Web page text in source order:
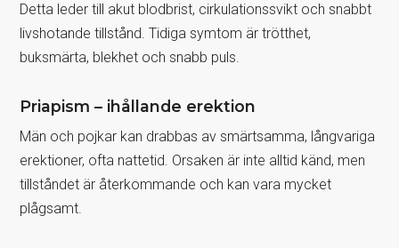
Detta leder till akut blodbrist, cirkulationssvikt och snabbt
livshotande tillstånd. Tidiga symtom är trötthet,
buksmärta, blekhet och snabb puls.
Priapism – ihållande erektion
Män och pojkar kan drabbas av smärtsamma, långvariga
erektioner, ofta nattetid. Orsaken är inte alltid känd, men
tillståndet är återkommande och kan vara mycket
plågsamt.